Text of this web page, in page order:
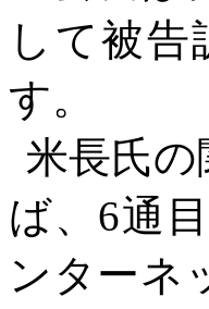
して被
す。
米長氏
ば、 6通
ンターネ